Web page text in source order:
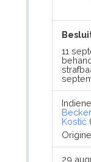
11
Becker
Kostić (
29